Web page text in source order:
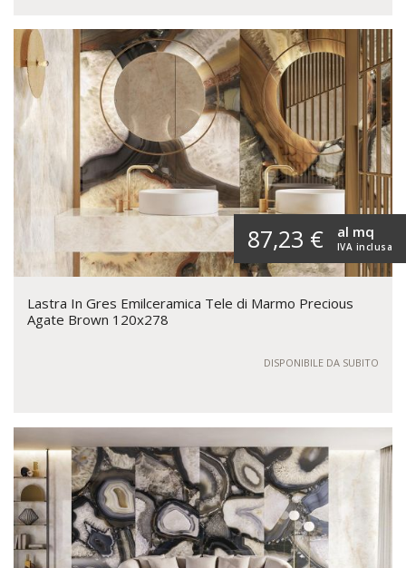
87,23 € IVA inclusa
al mq
Lastra In Gres Emilceramica Tele di Marmo Precious
Agate Brown 120x278
DISPONIBILE DA SUBITO